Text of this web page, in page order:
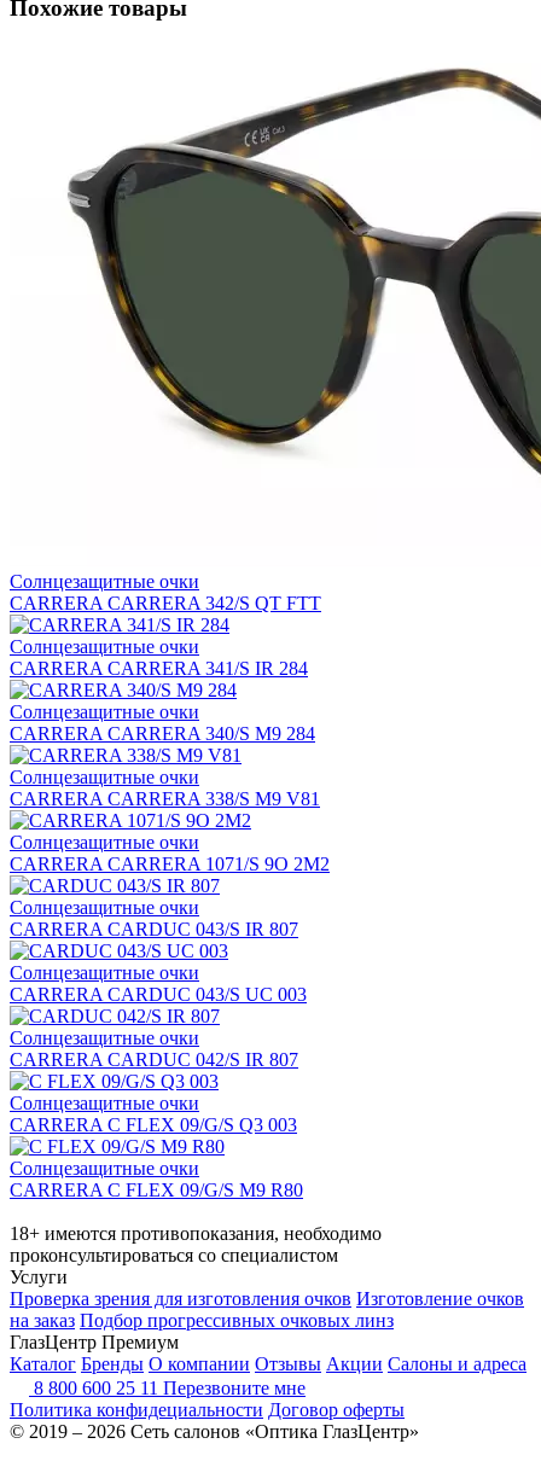
Похожие товары
Солнцезащитные очки
CARRERA CARRERA 342/S QT FTT
Солнцезащитные очки
CARRERA CARRERA 341/S IR 284
Солнцезащитные очки
CARRERA CARRERA 340/S M9 284
Солнцезащитные очки
CARRERA CARRERA 338/S M9 V81
Солнцезащитные очки
CARRERA CARRERA 1071/S 9O 2M2
Солнцезащитные очки
CARRERA CARDUC 043/S IR 807
Солнцезащитные очки
CARRERA CARDUC 043/S UC 003
Солнцезащитные очки
CARRERA CARDUC 042/S IR 807
Солнцезащитные очки
CARRERA C FLEX 09/G/S Q3 003
Солнцезащитные очки
CARRERA C FLEX 09/G/S M9 R80
18+ имеются противопоказания, необходимо
проконсультироваться со специалистом
Услуги
Проверка зрения для изготовления очков Изготовление очков
на заказ Подбор прогрессивных очковых линз
ГлазЦентр Премиум
Каталог Бренды О компании Отзывы Акции Салоны и адреса
8 800 600 25 11 Перезвоните мне
Политика конфидециальности Договор оферты
© 2019 – 2026 Сеть салонов «Оптика ГлазЦентр»